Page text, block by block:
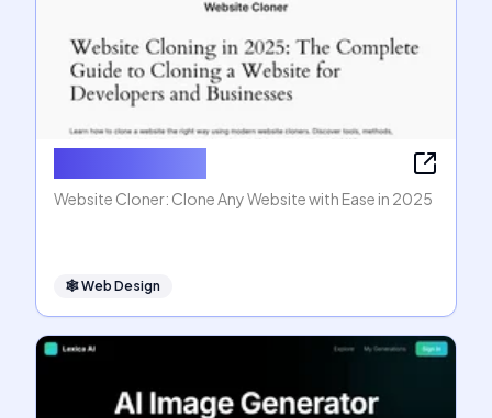
Website Cloner: Clone Any Website with Ease in 2025
🕸Web Design